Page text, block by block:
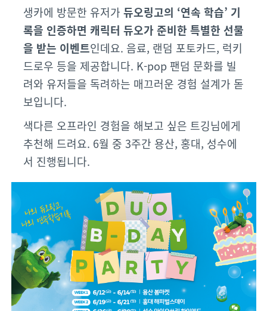
생카에 방문한 유저가 듀오링고의 ‘연속 학습’ 기
록을 인증하면 캐릭터 듀오가 준비한 특별한 선물
을 받는 이벤트인데요. 음료, 랜덤 포토카드, 럭키
드로우 등을 제공합니다. K-pop 팬덤 문화를 빌
려와 유저들을 독려하는 매끄러운 경험 설계가 돋
보입니다.
색다른 오프라인 경험을 해보고 싶은 트깅님에게
추천해 드려요. 6월 중 3주간 용산, 홍대, 성수에
서 진행됩니다.